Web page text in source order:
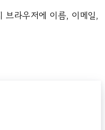
라우저에 이름, 이메일,